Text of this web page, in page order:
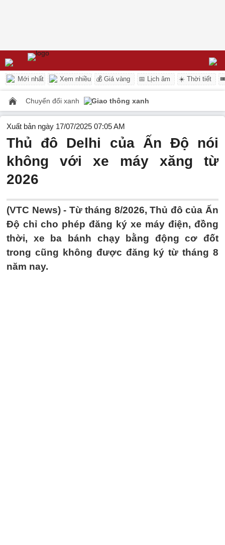
Mới nhất Xem nhiều 💰 Giá vàng 📅 Lịch âm ☀️ Thời tiết
Chuyển đổi xanh Giao thông xanh
Xuất bản ngày 17/07/2025 07:05 AM
Thủ đô Delhi của Ấn Độ nói
không với xe máy xăng từ
2026
(VTC News) - Từ tháng 8/2026, Thủ đô của Ấn
Độ chỉ cho phép đăng ký xe máy điện, đồng
thời, xe ba bánh chạy bằng động cơ đốt
trong cũng không được đăng ký từ tháng 8
năm nay.